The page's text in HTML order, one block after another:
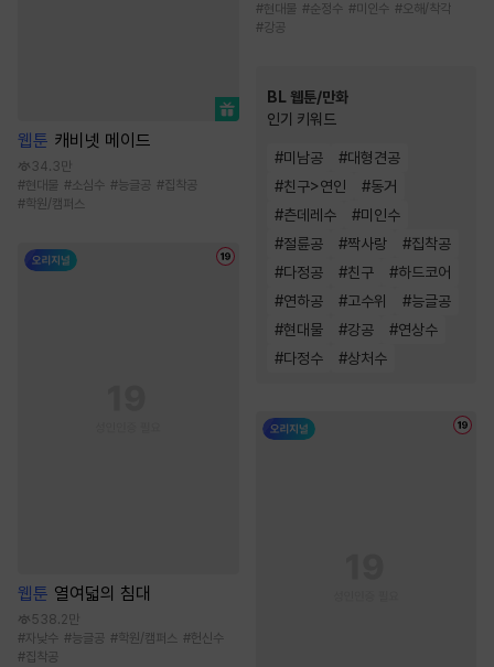
웹툰 캐비넷 메이드
34.3만
#현대물 #소심수 #능글공 #집착공
#학원/캠퍼스
웹툰 열여덟의 침대
538.2만
#자낮수 #능글공 #학원/캠퍼스 #헌신수
#집착공
#현대물 #순정수 #미인수 #오해/착각
#강공
BL 웹툰/만화
인기 키워드
#미남공 #대형견공
#친구>연인 #동거
#츤데레수 #미인수
#절륜공 #짝사랑 #집착공
#다정공 #친구 #하드코어
#연하공 #고수위 #능글공
#현대물 #강공 #연상수
#다정수 #상처수